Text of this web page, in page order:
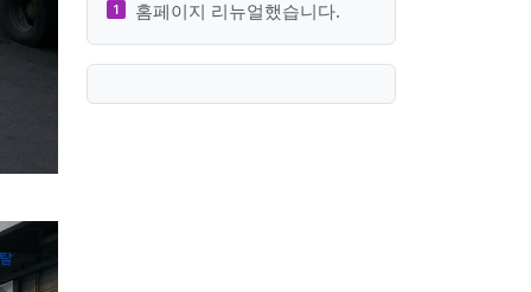
홈페이지 리뉴얼했습니다.